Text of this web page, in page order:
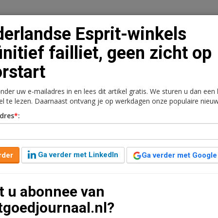
Vacaturebank
Kantoren Retail Logistiek Juridisch | Fiscaal
definitief failliet,
door de rechter in Amsterdam. Zicht op een
Esprit-winkels
failliet, geen zicht op
uw e-mailadres in en lees dit artikel gratis. We sturen u dan een
te lezen. Daarnaast ontvang je op werkdagen onze populaire
*:
Ga verder met LinkedIn Ga verder met Google
u abonnee van